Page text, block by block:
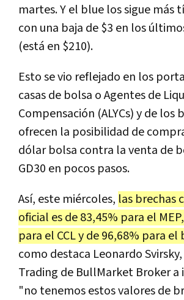
martes. Y el blue los sigue más
con una baja de $3 en los
(está en $210).
Esto se vio reflejado en los
casas de bolsa o Agentes de
Compensación (ALYCs) y de los
ofrecen la posibilidad de
dólar bolsa contra la venta de
GD30 en pocos pasos.
Así, este miércoles, las brechas
oficial es de 83,45% para el
para el CCL y de 96,68% para el
como destaca Leonardo
Trading de BullMarket Broker a
"no tenemos estos valores de